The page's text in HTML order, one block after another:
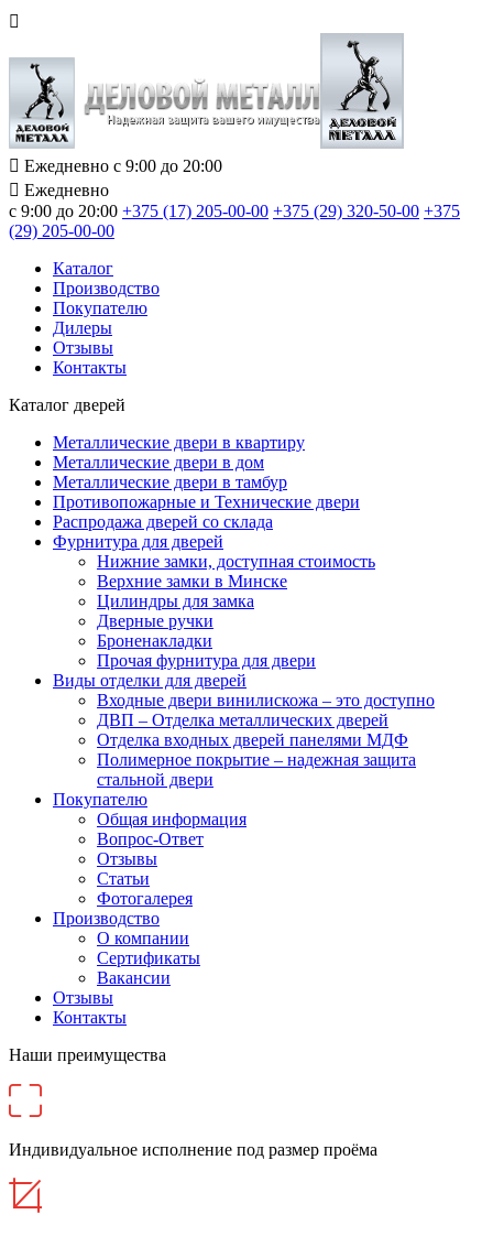
Ежедневно с 9:00 до 20:00
Ежедневно
с 9:00 до 20:00 +375 (17) 205-00-00 +375 (29) 320-50-00 +375
(29) 205-00-00
Каталог
Производство
Покупателю
Дилеры
Отзывы
Контакты
Каталог дверей
Металлические двери в квартиру
Металлические двери в дом
Металлические двери в тамбур
Противопожарные и Технические двери
Распродажа дверей со склада
Фурнитура для дверей
Нижние замки, доступная стоимость
Верхние замки в Минске
Цилиндры для замка
Дверные ручки
Броненакладки
Прочая фурнитура для двери
Виды отделки для дверей
Входные двери винилискожа – это доступно
ДВП – Отделка металлических дверей
Отделка входных дверей панелями МДФ
Полимерное покрытие – надежная защита
стальной двери
Покупателю
Общая информация
Вопрос-Ответ
Отзывы
Статьи
Фотогалерея
Производство
О компании
Сертификаты
Вакансии
Отзывы
Контакты
Наши преимущества
Индивидуальное исполнение под размер проёма